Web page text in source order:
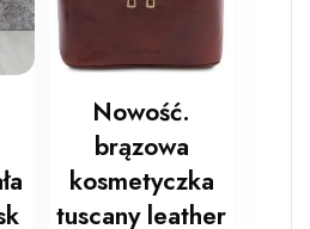
Nowość.
brązowa
kosmetyczka
tuscany leather